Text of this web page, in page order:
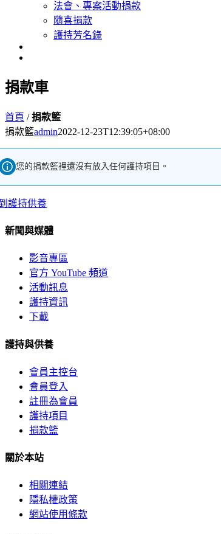
法會、專案活動捐款
隨喜捐款
護持芳名錄
捐款車
首頁 /捐款籃
捐款籃admin2022-12-23T12:39:05+08:00
您的捐款籃裡還沒有放入任何護持項目。
護持供養
新聞與媒體
影音專區
官方 YouTube 頻道
活動訊息
護持資訊
下載
護持與供養
會員主控台
會員登入
註冊為會員
護持項目
捐款籃
關於本站
相關連結
隱私權政策
網站使用條款